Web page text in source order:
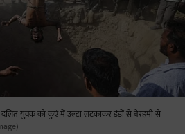
दलित युवक को कुएं में उल्टा लटकाकर डंडों से बेरहमी से